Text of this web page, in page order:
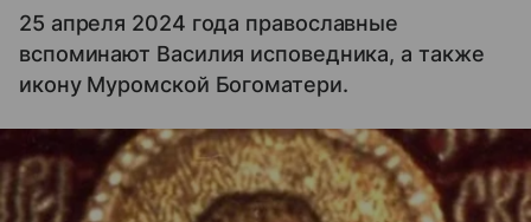
25 апреля 2024 года православные
вспоминают Василия исповедника, а также
икону Муромской Богоматери.